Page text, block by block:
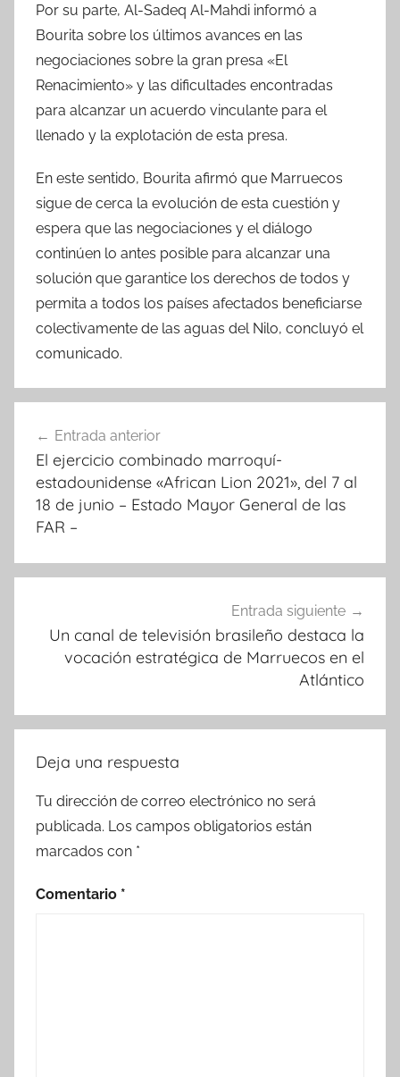
Por su parte, Al-Sadeq Al-Mahdi informó a
Bourita sobre los últimos avances en las
negociaciones sobre la gran presa «El
Renacimiento» y las dificultades encontradas
para alcanzar un acuerdo vinculante para el
llenado y la explotación de esta presa.
En este sentido, Bourita afirmó que Marruecos
sigue de cerca la evolución de esta cuestión y
espera que las negociaciones y el diálogo
continúen lo antes posible para alcanzar una
solución que garantice los derechos de todos y
permita a todos los países afectados beneficiarse
colectivamente de las aguas del Nilo, concluyó el
comunicado.
de
entradas
Entrada anterior
El ejercicio combinado marroquí-
estadounidense «African Lion 2021», del 7 al
18 de junio – Estado Mayor General de las
FAR –
Entrada siguiente
Un canal de televisión brasileño destaca la
vocación estratégica de Marruecos en el
Atlántico
Deja una respuesta
Tu dirección de correo electrónico no será
publicada. Los campos obligatorios están
marcados con *
Comentario *